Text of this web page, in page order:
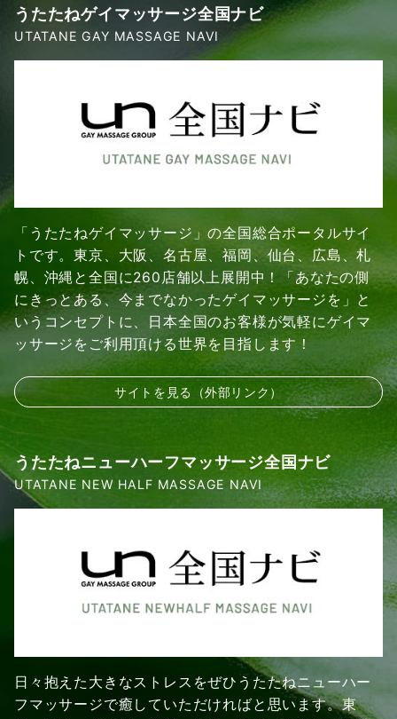
うたたねゲイマッサージ全国ナビ
UTATANE GAY MASSAGE NAVI
「うたたねゲイマッサージ」の全国総合ポータルサイ
トです。東京、大阪、名古屋、福岡、仙台、広島、札
幌、沖縄と全国に260店舗以上展開中！「あなたの側
にきっとある、今までなかったゲイマッサージを」と
いうコンセプトに、日本全国のお客様が気軽にゲイマ
ッサージをご利用頂ける世界を目指します！
サイトを見る（外部リンク）
うたたねニューハーフマッサージ全国ナビ
UTATANE NEW HALF MASSAGE NAVI
日々抱えた大きなストレスをぜひうたたねニューハー
フマッサージで癒していただければと思います。東